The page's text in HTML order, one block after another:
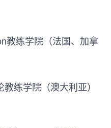
教练学院（法国、加拿
练学院（澳大利亚）